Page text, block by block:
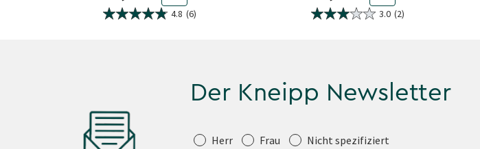
4.8 (6) 3.0 (2)
Der Kneipp Newsletter
Anrede
Herr Frau Nicht spezifiziert